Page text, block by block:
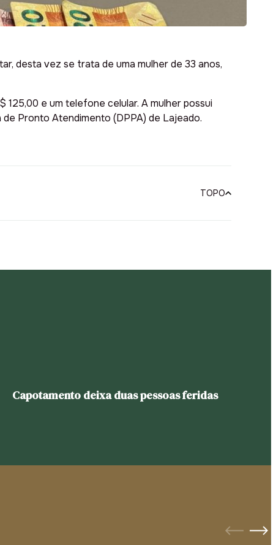
desta vez se trata de uma mulher de 33 anos,
e um telefone celular. A mulher possui
Pronto Atendimento (DPPA) de Lajeado.
TOPO
Capotamento deixa duas pessoas feridas